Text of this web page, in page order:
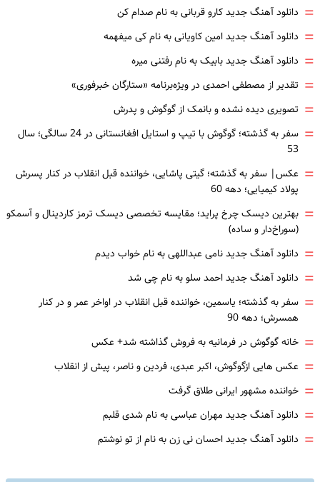
= دانلود آهنگ جدید کارو قربانی به نام صدام کن
= دانلود آهنگ جدید امین کاویانی به نام کی میفهمه
= دانلود آهنگ جدید بابیک به نام رفتنی میره
= تقدیر از مصطفی احمدی در ویژه‌برنامه «ستارگان خبرفوری»
= تصویری دیده نشده و بانمک از گوگوش و پدرش
=
سفر به گذشته؛ گوگوش با تیپ و استایل افغانستانی در 24 سالگی؛ سال
53
= عکس| سفر به گذشته؛ گیتی پاشایی، خواننده قبل انقلاب در کنار پسرش
پولاد کیمیایی؛ دهه 60
= بهترین دیسک چرخ پراید؛ مقایسه تخصصی دیسک ترمز کاردینال و آسمکو
(سوراخ‌دار و ساده)
= دانلود آهنگ جدید نامی عبداللهی به نام خواب دیدم
= دانلود آهنگ جدید احمد سلو به نام چی شد
= سفر به گذشته؛ یاسمین، خواننده قبل انقلاب در اواخر عمر و در کنار
همسرش؛ دهه 90
= خانه گوگوش در فرمانیه به فروش گذاشته شد+ عکس
= عکس هایی ازگوگوش، اکبر عبدی، فردین و ناصر، پیش از انقلاب
= خواننده مشهور ایرانی طلاق گرفت
= دانلود آهنگ جدید مهران عباسی به نام شدی قلبم
= دانلود آهنگ جدید احسان نی زن به نام از تو نوشتم